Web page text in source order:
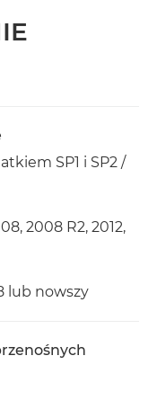
SP1 i SP2 /
2008 R2, 2012,
lub nowszy